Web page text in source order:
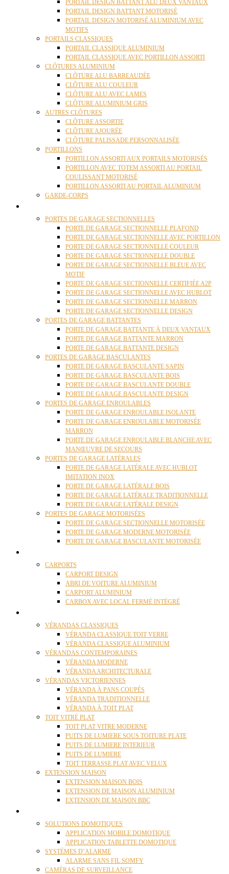
PORTAIL DESIGN BATTANT ALU DEUX VANTAUX
PORTAIL DESIGN BATTANT MOTORISÉ
PORTAIL DESIGN MOTORISÉ ALUMINIUM AVEC
MOTIFS
PORTAILS CLASSIQUES
PORTAIL CLASSIQUE ALUMINIUM
PORTAIL CLASSIQUE AVEC PORTILLON ASSORTI
CLÔTURES ALUMINIUM
CLÔTURE ALU BARREAUDÉE
CLÔTURE ALU COULEUR
CLÔTURE ALU AVEC LAMES
CLÔTURE ALUMINIUM GRIS
AUTRES CLÔTURES
CLÔTURE ASSORTIE
CLÔTURE AJOURÉE
CLÔTURE PALISSADE PERSONNALISÉE
PORTILLONS
PORTILLON ASSORTI AUX PORTAILS MOTORISÉS
PORTILLON AVEC TOTEM ASSORTI AU PORTAIL
COULISSANT MOTORISÉ
PORTILLON ASSORTI AU PORTAIL ALUMINIUM
GARDE-CORPS
PORTES DE GARAGE SECTIONNELLES
PORTE DE GARAGE SECTIONNELLE PLAFOND
PORTE DE GARAGE SECTIONNELLE AVEC PORTILLON
PORTE DE GARAGE SECTIONNELLE COULEUR
PORTE DE GARAGE SECTIONNELLE DOUBLE
PORTE DE GARAGE SECTIONNELLE BLEUE AVEC
MOTIF
PORTE DE GARAGE SECTIONNELLE CERTIFIÉE A2P
PORTE DE GARAGE SECTIONNELLE AVEC HUBLOT
PORTE DE GARAGE SECTIONNELLE MARRON
PORTE DE GARAGE SECTIONNELLE DESIGN
PORTES DE GARAGE BATTANTES
PORTE DE GARAGE BATTANTE À DEUX VANTAUX
PORTE DE GARAGE BATTANTE MARRON
PORTE DE GARAGE BATTANTE DESIGN
PORTES DE GARAGE BASCULANTES
PORTE DE GARAGE BASCULANTE SAPIN
PORTE DE GARAGE BASCULANTE BOIS
PORTE DE GARAGE BASCULANTE DOUBLE
PORTE DE GARAGE BASCULANTE DESIGN
PORTES DE GARAGE ENROULABLES
PORTE DE GARAGE ENROULABLE ISOLANTE
PORTE DE GARAGE ENROULABLE MOTORISÉE
MARRON
PORTE DE GARAGE ENROULABLE BLANCHE AVEC
MANŒUVRE DE SECOURS
PORTES DE GARAGE LATÉRALES
PORTE DE GARAGE LATÉRALE AVEC HUBLOT
IMITATION INOX
PORTE DE GARAGE LATÉRALE BOIS
PORTE DE GARAGE LATÉRALE TRADITIONNELLE
PORTE DE GARAGE LATÉRALE DESIGN
PORTES DE GARAGE MOTORISÉES
PORTE DE GARAGE SECTIONNELLE MOTORISÉE
PORTE DE GARAGE MODERNE MOTORISÉE
PORTE DE GARAGE BASCULANTE MOTORISÉE
CARPORTS
CARPORT DESIGN
ABRI DE VOITURE ALUMINIUM
CARPORT ALUMINIUM
CARBOX AVEC LOCAL FERMÉ INTÉGRÉ
VÉRANDAS CLASSIQUES
VÉRANDA CLASSIQUE TOIT VERRE
VÉRANDA CLASSIQUE ALUMINIUM
VÉRANDAS CONTEMPORAINES
VÉRANDA MODERNE
VÉRANDA ARCHITECTURALE
VÉRANDAS VICTORIENNES
VÉRANDA À PANS COUPÉS
VÉRANDA TRADITIONNELLE
VÉRANDA À TOIT PLAT
TOIT VITRÉ PLAT
TOIT PLAT VITRE MODERNE
PUITS DE LUMIERE SOUS TOITURE PLATE
PUITS DE LUMIERE INTERIEUR
PUITS DE LUMIERE
TOIT TERRASSE PLAT AVEC VELUX
EXTENSION MAISON
EXTENSION MAISON BOIS
EXTENSION DE MAISON ALUMINIUM
EXTENSION DE MAISON BBC
SOLUTIONS DOMOTIQUES
APPLICATION MOBILE DOMOTIQUE
APPLICATION TABLETTE DOMOTIQUE
SYSTÈMES D’ALARME
ALARME SANS FIL SOMFY
CAMÉRAS DE SURVEILLANCE